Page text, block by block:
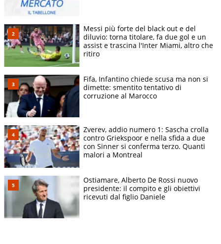
Messi più forte del black out e del
diluvio: torna titolare, fa due gol e un
assist e trascina l'Inter Miami, altro che
ritiro
Fifa, Infantino chiede scusa ma non si
dimette: smentito tentativo di
corruzione al Marocco
Zverev, addio numero 1: Sascha crolla
contro Griekspoor e nella sfida a due
con Sinner si conferma terzo. Quanti
malori a Montreal
Ostiamare, Alberto De Rossi nuovo
presidente: il compito e gli obiettivi
ricevuti dal figlio Daniele